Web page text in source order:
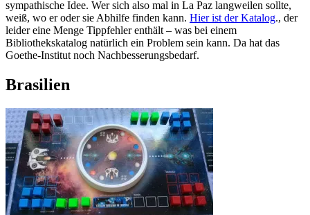
sympathische Idee. Wer sich also mal in La Paz langweilen sollte,
weiß, wo er oder sie Abhilfe finden kann. Hier ist der Katalog., der
leider eine Menge Tippfehler enthält – was bei einem
Bibliothekskatalog natürlich ein Problem sein kann. Da hat das
Goethe-Institut noch Nachbesserungsbedarf.
Brasilien